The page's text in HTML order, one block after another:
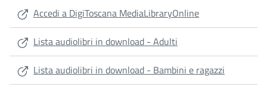
Accedi a DigiToscana MediaLibraryOnline
Lista audiolibri in download - Adulti
Lista audiolibri in download - Bambini e ragazzi